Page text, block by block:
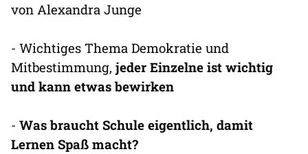
von Alexandra Junge
- Wichtiges Thema Demokratie und
Mitbestimmung, jeder Einzelne ist wichtig
und kann etwas bewirken
- Was braucht Schule eigentlich, damit
Lernen Spaß macht?